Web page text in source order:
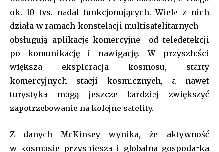
ok. 10 tys. nadal funkcjonujących. Wiele z nich
działa w ramach konstelacji multisatelitarnych —
obsługują aplikacje komercyjne od teledetekcji
po komunikację i nawigację. W przyszłości
większa eksploracja kosmosu, starty
komercyjnych stacji kosmicznych, a nawet
turystyka mogą jeszcze bardziej zwiększyć
zapotrzebowanie na kolejne satelity.
Z danych McKinsey wynika, że aktywność
w kosmosie przyspiesza i globalna gospodarka